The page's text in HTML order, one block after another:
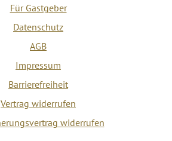
Für Gastgeber
Datenschutz
AGB
Impressum
Barrierefreiheit
Vertrag widerrufen
widerrufen